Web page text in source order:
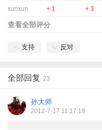
xunxun + 1 + 3
查看全部评分
支持 反对
全部回复 23
孙大师
2012-7-17 11:17:19